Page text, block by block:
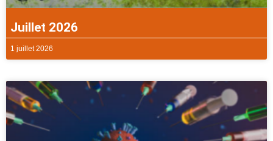
Juillet 2026
1 juillet 2026